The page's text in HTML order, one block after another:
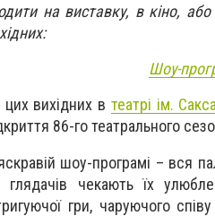
на виставку, в кіно,
Шоу-
цих вихідних в театрі ім.
86-го театрального
шоу-програмі – вся
глядачів чекають їх
гри, чаруючого